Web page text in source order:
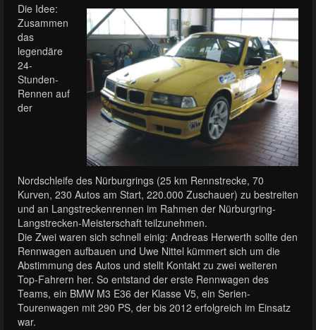
Die Idee:
Zusammen
das
legendäre
24-
Stunden-
Rennen auf
der
Nordschleife des Nürburgrings (25 km Rennstrecke, 70
Kurven, 230 Autos am Start, 220.000 Zuschauer) zu bestreiten
und an Langstreckenrennen im Rahmen der Nürburgring-
Langstrecken-Meisterschaft teilzunehmen.
Die Zwei waren sich schnell einig: Andreas Herwerth sollte den
Rennwagen aufbauen und Uwe Nittel kümmert sich um die
Abstimmung des Autos und stellt Kontakt zu zwei weiteren
Top-Fahrern her. So entstand der erste Rennwagen des
Teams, ein BMW M3 E36 der Klasse V5, ein Serien-
Tourenwagen mit 290 PS, der bis 2012 erfolgreich im Einsatz
war.